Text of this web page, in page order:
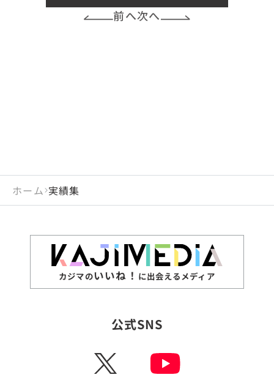
前へ次へ
ホーム 実績集
カジマのいいね！ に出会えるメディア
公式SNS
X